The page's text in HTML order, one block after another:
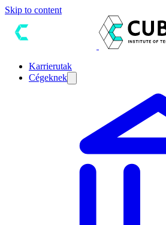
Skip to content
Karrierutak
Cégeknek